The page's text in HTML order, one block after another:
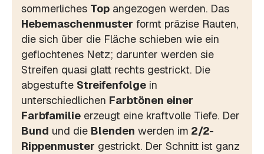
sommerliches Top angezogen werden. Das
Hebemaschenmuster formt präzise Rauten,
die sich über die Fläche schieben wie ein
geflochtenes Netz; darunter werden sie
Streifen quasi glatt rechts gestrickt. Die
abgestufte Streifenfolge in
unterschiedlichen Farbtönen einer
Farbfamilie erzeugt eine kraftvolle Tiefe. Der
Bund und die Blenden werden im 2/2-
Rippenmuster gestrickt. Der Schnitt ist ganz